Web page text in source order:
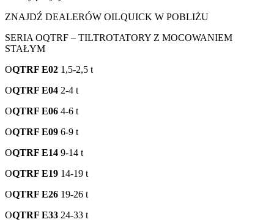
ZNAJDŹ DEALERÓW OILQUICK W POBLIŻU
SERIA OQTRF – TILTROTATORY Z MOCOWANIEM
STAŁYM
OQTRF E02 1,5-2,5 t
OQTRF E04 2-4 t
OQTRF E06 4-6 t
OQTRF E09 6-9 t
OQTRF E14 9-14 t
OQTRF E19 14-19 t
OQTRF E26 19-26 t
OQTRF E33 24-33 t